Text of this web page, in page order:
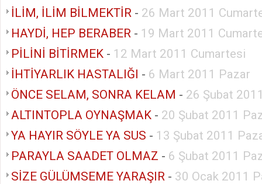
İLİM, İLİM BİLMEKTİR - 26 Mart 2011
HAYDİ, HEP BERABER - 19 Mart 2011
PİLİNİ BİTİRMEK - 12 Mart 2011 Cumartesi
İHTİYARLIK HASTALIĞI - 6 Mart 2011 Pazar
ÖNCE SELAM, SONRA KELAM - 26 Şubat
ALTINTOPLA OYNAŞMAK - 20 Şubat 2011
YA HAYIR SÖYLE YA SUS - 13 Şubat 2011
PARAYLA SAADET OLMAZ - 6 Şubat 2011
SİZE GÜLÜMSEME YARAŞIR - 30 Ocak 2011